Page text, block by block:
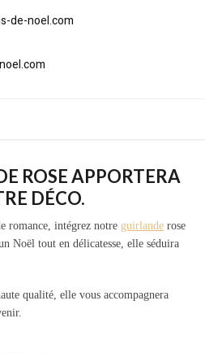
ROSE APPORTERA
DÉCO.
romance, intégrez notre guirlande rose
Noël tout en délicatesse, elle séduira
qualité, elle vous accompagnera